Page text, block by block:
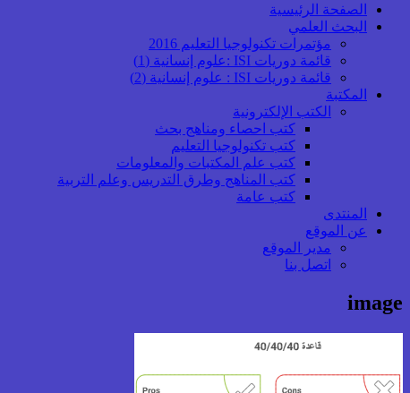
الصفحة الرئيسية
البحث العلمي
مؤتمرات تكنولوجيا التعليم 2016
قائمة دوريات ISI :علوم إنسانية (1)
قائمة دوريات ISI : علوم إنسانية (2)
المكتبة
الكتب الإلكترونية
كتب احصاء ومناهج بحث
كتب تكنولوجيا التعليم
كتب علم المكتبات والمعلومات
كتب المناهج وطرق التدريس وعلم التربية
كتب عامة
المنتدى
عن الموقع
مدير الموقع
اتصل بنا
image